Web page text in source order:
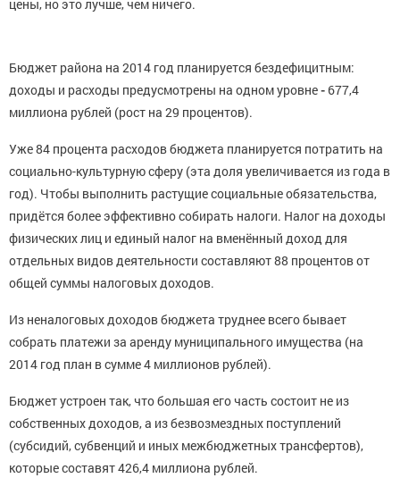
цены, но это лучше, чем ничего.
Бюджет района на 2014 год планируется бездефицитным:
доходы и расходы предусмотрены на одном уровне- 677,4
миллиона рублей (рост на 29 процентов).
Уже 84 процента расходов бюджета планируется потратить на
социально-культурную сферу (эта доля увеличивается из года в
год). Чтобы выполнить растущие социальные обязательства,
придётся более эффективно собирать налоги. Налог на доходы
физических лиц и единый налог на вменённый доход для
отдельных видов деятельности составляют 88 процентов от
общей суммы налоговых доходов.
Из неналоговых доходов бюджета труднее всего бывает
собрать платежи за аренду муниципального имущества (на
2014 год план в сумме 4 миллионов рублей).
Бюджет устроен так, что большая его часть состоит не из
собственных доходов, а из безвозмездных поступлений
(субсидий, субвенций и иных межбюджетных трансфертов),
которые составят 426,4 миллиона рублей.